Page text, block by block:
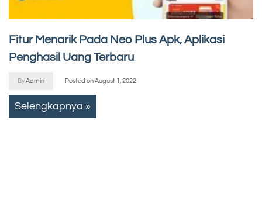
Fitur Menarik Pada Neo Plus Apk, Aplikasi
Penghasil Uang Terbaru
ByAdmin Posted onAugust 1, 2022
Selengkapnya »